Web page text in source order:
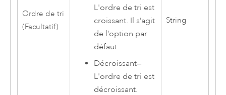
Ordre de tri
(Facultatif)
L'ordre de tri est
croissant. Il s’agit
de l’option par
défaut.
Décroissant—
L'ordre de tri est
décroissant.
String